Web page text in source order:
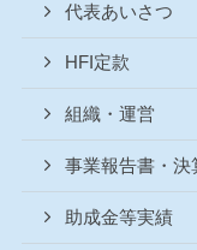
代表あいさつ
HFI定款
組織・運営
事業報告書・決
助成金等実績